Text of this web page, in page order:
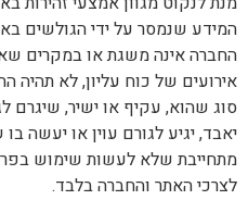
המידע שנמסר על ידי הגולשים
החברה אינה משגת או במקרים
אירועים של כוח עליון, לא תהיה
סוג שהוא, עקיף או ישיר, שיגרם
יאבד, יגיע לגורם עוין או יעשה
מתחייבת שלא לעשות שימוש
לצרכי האתר והחברה בלבד.